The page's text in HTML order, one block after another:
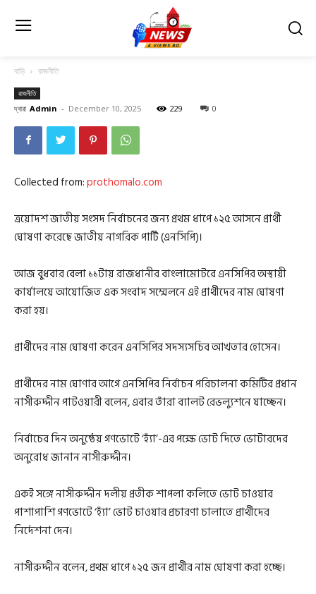
বাড়ি রাজনীতি
রাজনীতি
দ্বারা Admin - December 10, 2025 229 0
Collected from:prothomalo.com
ত্রয়োদশ জাতীয় সংসদ নির্বাচনের জন্য প্রথম ধাপে ১২৫ আসনে প্রার্থী
ঘোষণা করেছে জাতীয় নাগরিক পার্টি (এনসিপি)।
আজ বুধবার বেলা ১১টায় রাজধানীর বাংলামোটরে এনসিপির অস্থায়ী
কার্যালয়ে আয়োজিত এক সংবাদ সম্মেলনে এই প্রার্থীদের নাম ঘোষণা
করা হয়।
প্রার্থীদের নাম ঘোষণা করেন এনসিপির সদস্যসচিব আখতার হোসেন।
প্রার্থীদের নাম ঘোণার আগে এনসিপির নির্বাচন পরিচালনা কমিটির প্রধান
নাসীরুদ্দীন পাটওয়ারী বলেন, এবার তাঁরা ব্যালট রেভল্যুশনে যাচ্ছেন।
নির্বাচের দিন অনুষ্ঠেয় গণভোটে ‘হ্যাঁ’-এর পক্ষে ভোট দিতে ভোটারদের
অনুরোধ জানান নাসীরুদ্দীন।
একই সঙ্গে নাসীরুদ্দীন দলীয় প্রতীক শাপলা কলিতে ভোট চাওয়ার
পাশাপাশি গণভোটে ‘হ্যাঁ’ ভোট চাওয়ার প্রচারণা চালাতে প্রার্থীদের
নির্দেশনা দেন।
নাসীরুদ্দীন বলেন, প্রথম ধাপে ১২৫ জন প্রার্থীর নাম ঘোষণা করা হচ্ছে।